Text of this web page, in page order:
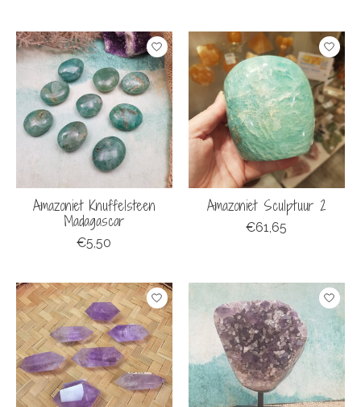
Amazoniet Knuffelsteen
Madagascar
€5,50
Amazoniet Sculptuur 2
€61,65